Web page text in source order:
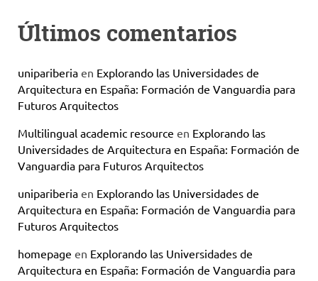
Últimos comentarios
unipariberia en Explorando las Universidades de
Arquitectura en España: Formación de Vanguardia para
Futuros Arquitectos
Multilingual academic resource en Explorando las
Universidades de Arquitectura en España: Formación de
Vanguardia para Futuros Arquitectos
unipariberia en Explorando las Universidades de
Arquitectura en España: Formación de Vanguardia para
Futuros Arquitectos
homepage en Explorando las Universidades de
Arquitectura en España: Formación de Vanguardia para